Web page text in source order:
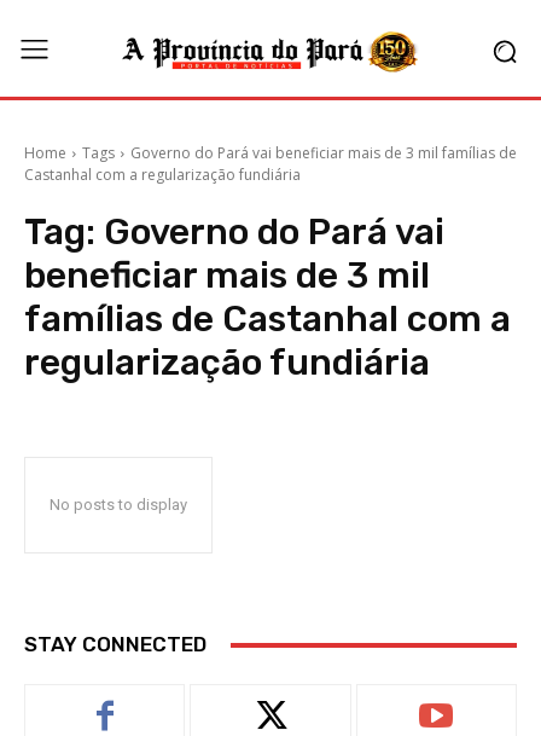
Home Tags
Governo do Pará vai beneficiar mais de 3 mil famílias de
Castanhal com a regularização fundiária
Tag: Governo do Pará vai
beneficiar mais de 3 mil
famílias de Castanhal com a
regularização fundiária
No posts to display
STAY CONNECTED